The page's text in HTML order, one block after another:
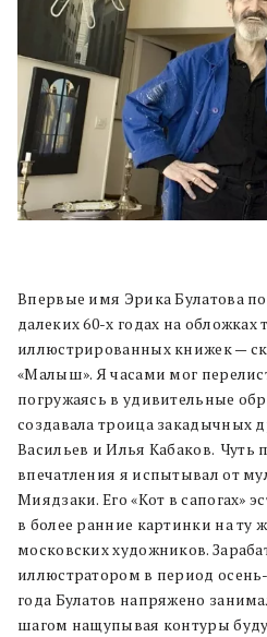
Впервые имя Эрика Булатова
далеких 60-х годах на обложках
иллюстрированных книжек —
«Малыш». Я часами мог
погружаясь в удивительные
создавала троица закадычных
Васильев и Илья Кабаков. Чуть
впечатления я испытывал от
Миядзаки. Его «Кот в сапогах»
в более ранние картинки на ту
московских художников.
иллюстратором в период
года Булатов напряжено
шагом нащупывая контуры